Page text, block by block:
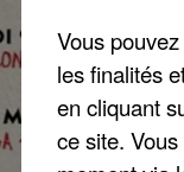
Vous
les finalités
en cliquant
ce site.